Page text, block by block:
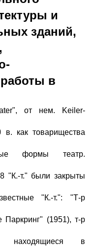
и
зданий,
в
от нем. Keiler-
в. как товарищества
формы театр.
"К.-т." были закрыты
"К.-т.": "Т-р
(1951), т-р
находящиеся в